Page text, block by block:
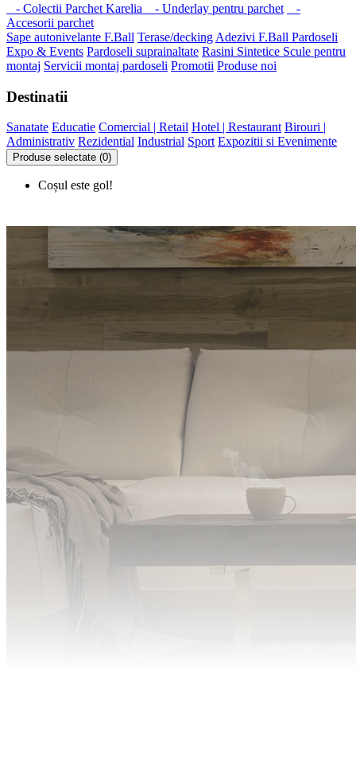
- Colectii Parchet Karelia - Underlay pentru parchet
-
Accesorii parchet
Sape autonivelante F.Ball Terase/decking Adezivi F.Ball Pardoseli
Expo & Events Pardoseli suprainaltate Rasini Sintetice Scule pentru
montaj Servicii montaj pardoseli Promotii Produse noi
Destinatii
Sanatate Educatie Comercial | Retail Hotel | Restaurant Birouri |
Administrativ Rezidential Industrial Sport Expozitii si Evenimente
Produse selectate (0)
Coșul este gol!